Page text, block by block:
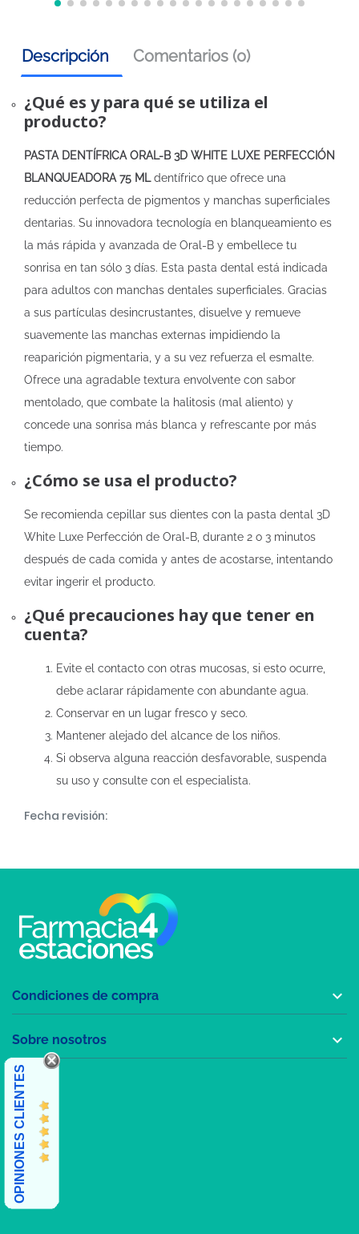
Descripción Comentarios (0)
¿Qué es y para qué se utiliza el
producto?
PASTA DENTÍFRICA ORAL-B 3D WHITE LUXE PERFECCIÓN
BLANQUEADORA 75 MLdentífrico que ofrece una
reducción perfecta de pigmentos y manchas superficiales
dentarias. Su innovadora tecnología en blanqueamiento es
la más rápida y avanzada de Oral-B y embellece tu
sonrisa en tan sólo 3 días. Esta pasta dental está indicada
para adultos con manchas dentales superficiales. Gracias
a sus partículas desincrustantes, disuelve y remueve
suavemente las manchas externas impidiendo la
reaparición pigmentaria, y a su vez refuerza el esmalte.
Ofrece una agradable textura envolvente con sabor
mentolado, que combate la halitosis (mal aliento) y
concede una sonrisa más blanca y refrescante por más
tiempo.
¿Cómo se usa el producto?
Se recomienda cepillar sus dientes con la pasta dental 3D
White Luxe Perfección de Oral-B, durante 2 o 3 minutos
después de cada comida y antes de acostarse, intentando
evitar ingerir el producto.
¿Qué precauciones hay que tener en
cuenta?
Evite el contacto con otras mucosas, si esto ocurre,
debe aclarar rápidamente con abundante agua.
Conservar en un lugar fresco y seco.
Mantener alejado del alcance de los niños.
Si observa alguna reacción desfavorable, suspenda
su uso y consulte con el especialista.
Fecha revisión:
Condiciones de compra 
Sobre nosotros 
OPINIONES CLIENTES